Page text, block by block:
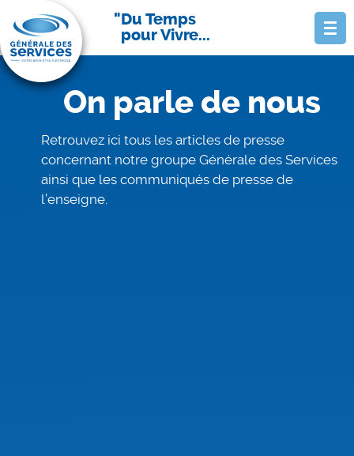
Du Temps
pour Vivre...
On parle de nous
Retrouvez ici tous les articles de presse
concernant notre groupe Générale des Services
ainsi que les communiqués de presse de
l’enseigne.